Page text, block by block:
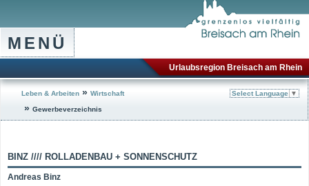
MENÜ
Urlaubsregion Breisach am Rhein
Leben & Arbeiten » Wirtschaft
» Gewerbeverzeichnis
Select Language ▼
BINZ //// ROLLADENBAU + SONNENSCHUTZ
Andreas Binz